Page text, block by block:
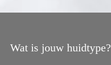
Wat is jouw huidtype?